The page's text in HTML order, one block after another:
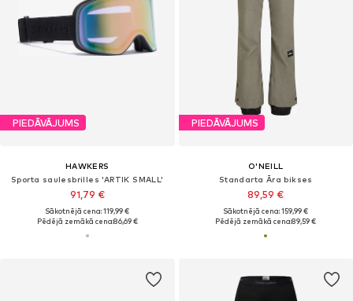
PIEDĀVĀJUMS
HAWKERS
Sporta saulesbrilles 'ARTIK SMALL'
91,79 €
Sākotnējā cena: 119,99 €
Pēdējā zemākā cena:86,69 €
PIEDĀVĀJUMS
O'NEILL
Standarta Āra bikses
89,59 €
Sākotnējā cena: 159,99 €
Pēdējā zemākā cena:89,59 €